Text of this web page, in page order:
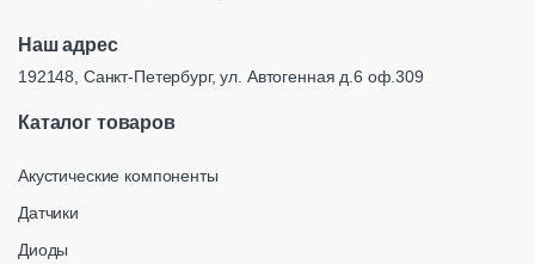
Наш адрес
192148, Санкт-Петербург, ул. Автогенная д.6 оф.309
Каталог товаров
Акустические компоненты
Датчики
Диоды